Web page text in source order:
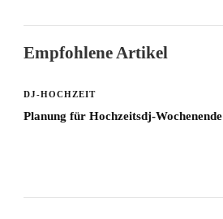
Empfohlene Artikel
DJ-HOCHZEIT
Planung für Hochzeitsdj-Wochenende